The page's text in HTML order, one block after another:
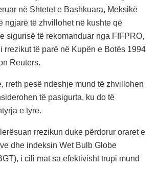
në Shtetet e Bashkuara, Meksikë
ngjarë të zhvillohet në kushte që
sigurisë të rekomanduar nga FIFPRO,
rrezikut të parë në Kupën e Botës 1994
Reuters.
rreth pesë ndeshje mund të zhvillohen
të pasigurta, ku do të
e tyre.
rrezikun duke përdorur oraret e
dhe indeksin Wet Bulb Globe
i cili mat sa efektivisht trupi mund